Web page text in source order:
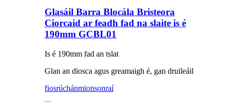
Glasáil Barra Blocála Bristeora
Ciorcaid ar feadh fad na slaite is é
190mm GCBL01
Is é 190mm fad an tslat
Glan an diosca agus greamaigh é, gan druileáil
fiosrúchánmionsonraí